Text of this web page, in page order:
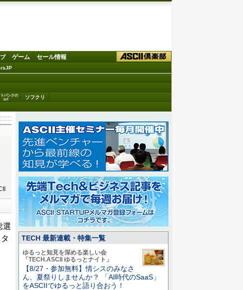
ゲーム セール情報
トバンクの
IoT
ソフクリ
選
TECH 最新連載・特集一覧
ゆるっと知見を深める楽しい会
「TECH.ASCII ゆるっとナイト」
【8/27・参加無料】情シスのみなさ
ん、夏祭りしませんか？ 「AI時代のSaaS」
をASCIIでゆるっと語り合おう！